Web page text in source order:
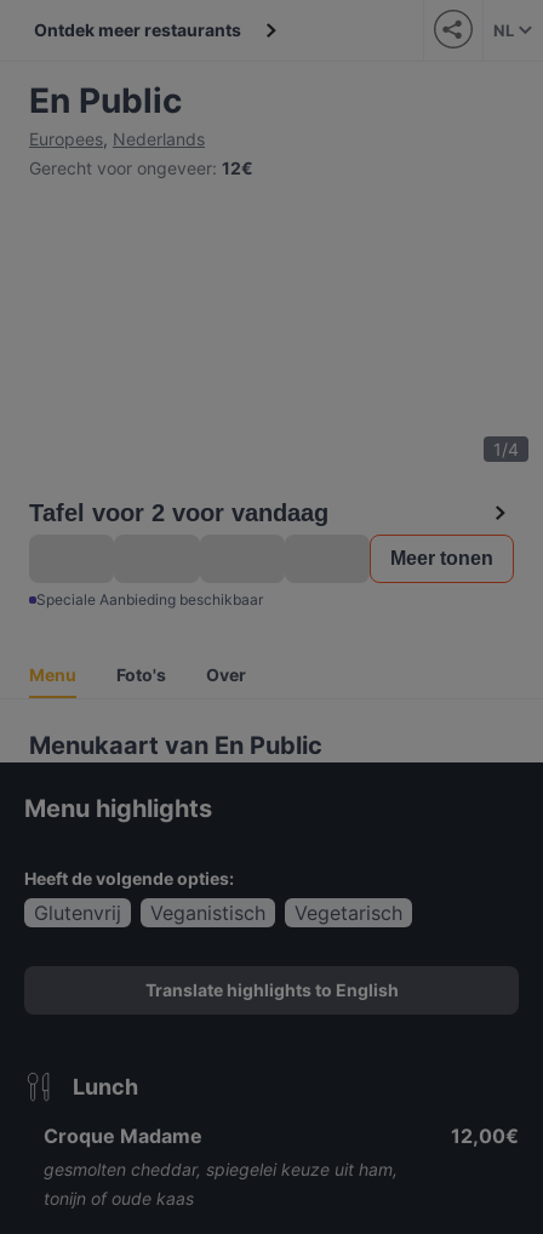
Ontdek meer restaurants NL
En Public
Europees, Nederlands
Gerecht voor ongeveer: 12€
1/4
Tafel voor 2 voor vandaag
Meer tonen
Speciale Aanbieding beschikbaar
Menu Foto's Over
Menukaart van En Public
Menu highlights
Heeft de volgende opties:
Glutenvrij Veganistisch Vegetarisch
Translate highlights to English
Lunch
Croque Madame
gesmolten cheddar, spiegelei keuze uit ham,
tonijn of oude kaas
12,00€